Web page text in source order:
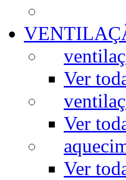
Ver
Ver
Ver